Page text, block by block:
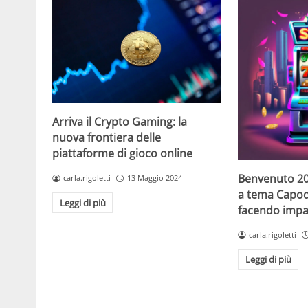
Arriva il Crypto Gaming: la
nuova frontiera delle
piattaforme di gioco online
carla.rigoletti 13 Maggio 2024
Leggi di più
Benvenuto
a tema
facendo
carla.rigoletti
Leggi di più